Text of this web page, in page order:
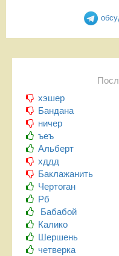
хэшер
Бандана
ничер
ъеъ
Альберт
хддд
Баклажанить
Чертоган
Рб
Бабабой
Калико
Шершень
четверка